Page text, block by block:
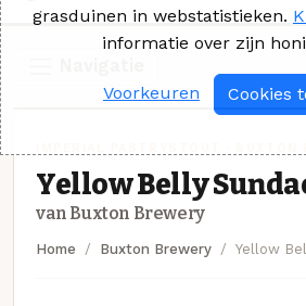
Yellow Belly
van Buxton Brewery
Home Buxton Brewery Yellow
grasduinen in webstatistieken.
informatie over zijn
Voorkeuren Cookies